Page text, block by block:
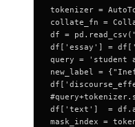
tokenizer =
collate_fn =
df =
df['essay'] =
query = 'student
new_label =
df['text']  =
mask_index =